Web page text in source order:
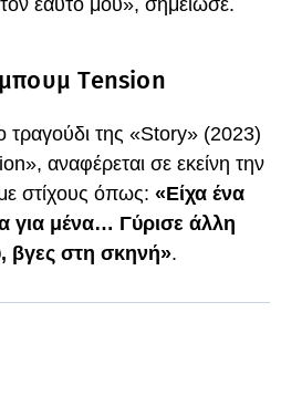
Tension
τραγούδι της «Story» (2023)
αναφέρεται σε εκείνη την
στίχους όπως: «Είχα ένα
για μένα… Γύρισε άλλη
βγες στη σκηνή».